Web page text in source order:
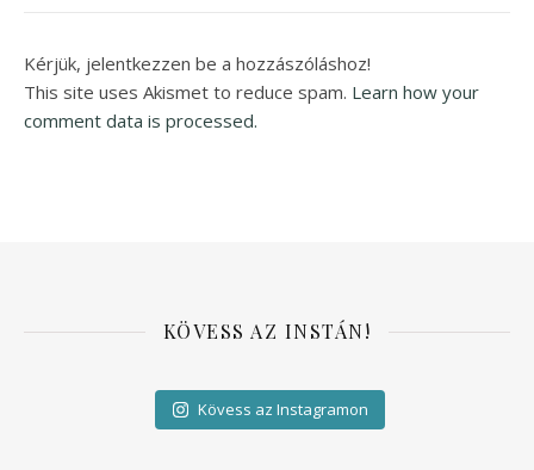
Kérjük, jelentkezzen be a hozzászóláshoz!
This site uses Akismet to reduce spam. Learn how your
comment data is processed.
KÖVESS AZ INSTÁN!
Kövess az Instagramon